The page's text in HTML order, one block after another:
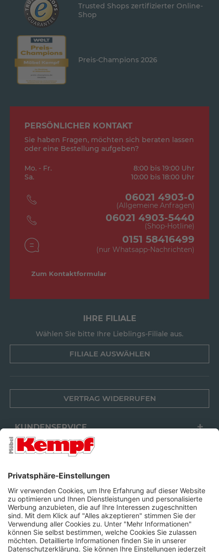
Trusted Shops zertifizierter Online-
Shop
Preis-Champions 2026
PERSÖNLICHER KONTAKT
Sie haben Fragen, möchten sich beraten lassen
oder eine Bestellung aufgeben?
Mo. - Fr.
8:00 bis 19:00 Uhr
Sa.
10:00 bis 18:00 Uhr
06021 4903-0
(Allgemeine Anfragen)
06021 4903-5440
(Shop-Hotline)
0151 58416499
(nur Whatsapp-Nachrichten)
Zum Kontaktformular
IHRE FILIALE
Wählen Sie bitte Ihre Lieblings-Filiale aus.
FILIALE AUSWÄHLEN
VERTRAG WIDERRUFEN
KUNDENSERVICE
FILIALEN
FOLGEN SIE UNS